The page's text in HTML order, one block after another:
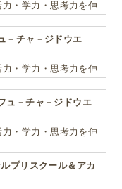
過ごします。フォ
同じように、親が
らしの中にある人
族を連れて、実
イスコーレに短期
・学力・思考力を伸
－チャ－ジドウエ
・学力・思考力を伸
ュ－チャ－ジドウエ
・学力・思考力を伸
プリスクール＆アカ